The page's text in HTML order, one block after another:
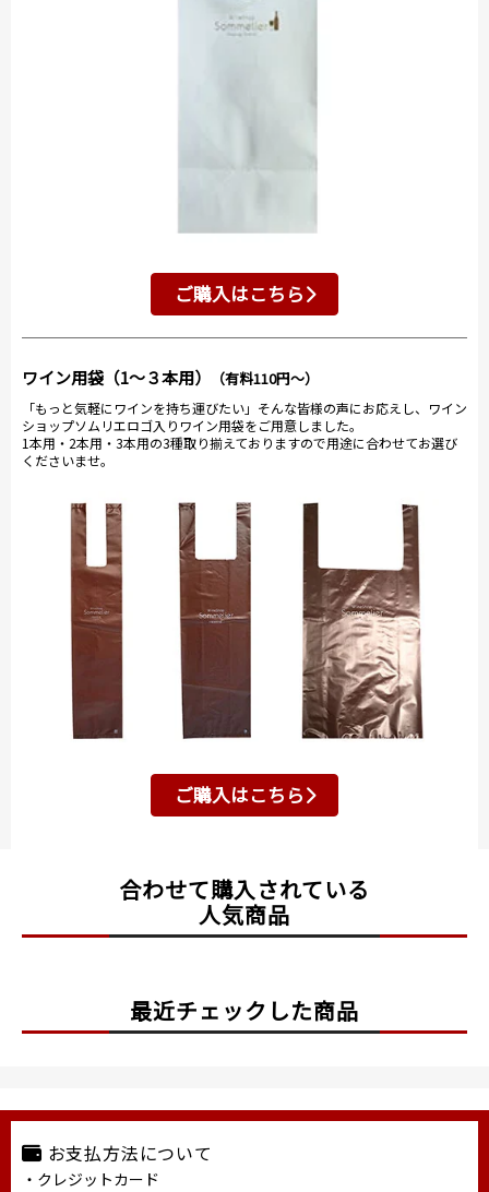
ご購入はこちら
ワイン用袋（1～３本用） （有料110円～）
「もっと気軽にワインを持ち運びたい」そんな皆様の声にお応えし、ワイン
ショップソムリエロゴ入りワイン用袋をご用意しました。
1本用・2本用・3本用の3種取り揃えておりますので用途に合わせてお選び
くださいませ。
ご購入はこちら
合わせて購入されている
人気商品
最近チェックした商品
お支払方法について
・クレジットカード